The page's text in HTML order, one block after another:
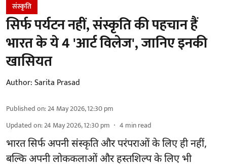
संस्कृति
सिर्फ पर्यटन नहीं, संस्कृति की पहचान हैं
भारत के ये 4 'आर्ट विलेज', जानिए इनकी
खासियत
Author:Sarita Prasad
Published on:24 May 2026, 12:30 pm
Updated on:24 May 2026, 12:30 pm 4 min read
भारत सिर्फ अपनी संस्कृति और परंपराओं के लिए ही नहीं,
बल्कि अपनी लोककलाओं और हस्तशिल्प के लिए भी